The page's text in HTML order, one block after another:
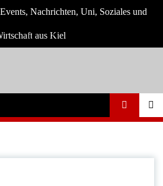
Nachrichten, Uni, Soziales und
aus Kiel
Nachrichten aus Kiel und